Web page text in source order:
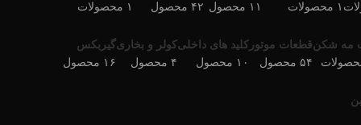
۱ محصولات
۱۱ محصول
۴۲ محصول
۱ محصولات
مه شکنقطعات موتور
۵۴ محصول
کلید های داخلی
۱۰ محصول
کولر و بخاری
۴ محصول
گیربکس
۱۶ محصول